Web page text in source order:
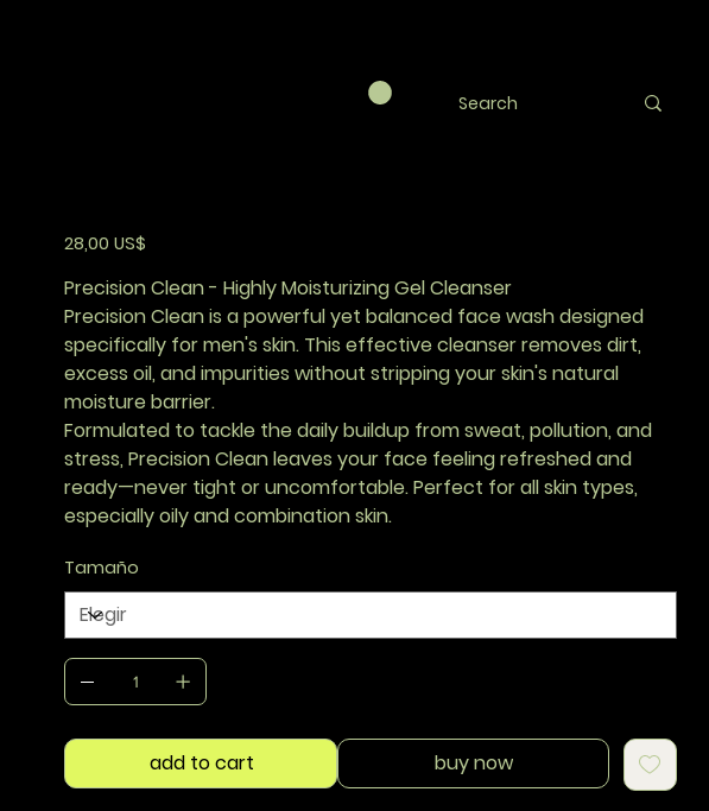
Precio
28,00 US$
Precision Clean - Highly Moisturizing Gel Cleanser
Precision Clean is a powerful yet balanced face wash designed
specifically for men's skin. This effective cleanser removes dirt,
excess oil, and impurities without stripping your skin's natural
moisture barrier.
Formulated to tackle the daily buildup from sweat, pollution, and
stress, Precision Clean leaves your face feeling refreshed and
ready—never tight or uncomfortable. Perfect for all skin types,
especially oily and combination skin.
Tamaño
add to cart buy now